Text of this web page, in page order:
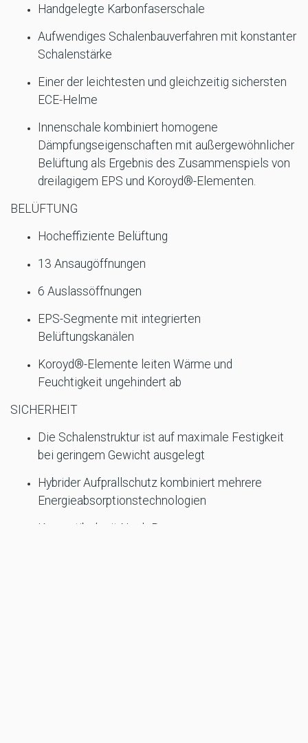
Handgelegte Karbonfaserschale
Aufwendiges Schalenbauverfahren mit konstanter
Schalenstärke
Einer der leichtesten und gleichzeitig sichersten
ECE-Helme
Innenschale kombiniert homogene
Dämpfungseigenschaften mit außergewöhnlicher
Belüftung als Ergebnis des Zusammenspiels von
dreilagigem EPS und Koroyd®-Elementen.
BELÜFTUNG
Hocheffiziente Belüftung
13 Ansaugöffnungen
6 Auslassöffnungen
EPS-Segmente mit integrierten
Belüftungskanälen
Koroyd®-Elemente leiten Wärme und
Feuchtigkeit ungehindert ab
SICHERHEIT
Die Schalenstruktur ist auf maximale Festigkeit
bei geringem Gewicht ausgelegt
Hybrider Aufprallschutz kombiniert mehrere
Energieabsorptionstechnologien
Kompatibel mit Neck-Braces